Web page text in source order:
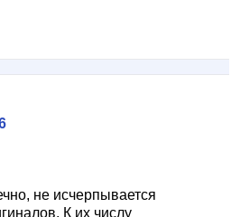
не исчерпывается
К их числу